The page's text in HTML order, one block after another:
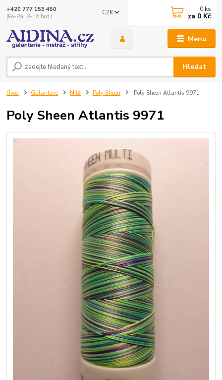
Menu
CZK
Hledat
+420 777 153 450
(Po-Pá, 8-16 hod.)
0 ks
za 0 Kč
Úvod Galanterie Nitě Poly Sheen Poly Sheen Atlantis 9971
Poly Sheen Atlantis 9971